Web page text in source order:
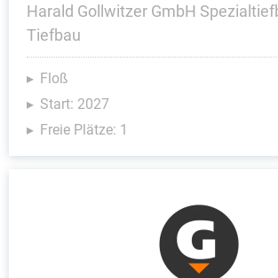
Harald Gollwitzer GmbH
Tiefbau
Floß
Start: 2027
Freie Plätze: 1